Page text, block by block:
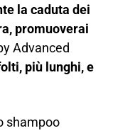
la caduta dei
promuoverai
Advanced
più lunghi, e
shampoo